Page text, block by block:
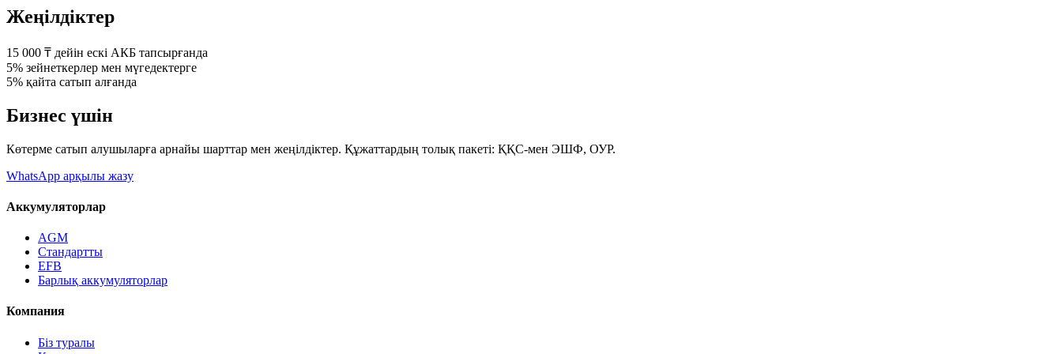
Жеңілдіктер
15 000 ₸ дейін ескі АКБ тапсырғанда
5% зейнеткерлер мен мүгедектерге
5% қайта сатып алғанда
Бизнес үшін
Көтерме сатып алушыларға арнайы шарттар мен жеңілдіктер. Құжаттардың толық пакеті: ҚҚС-мен ЭШФ, ОУР.
WhatsApp арқылы жазу
Аккумуляторлар
AGM
Стандартты
EFB
Барлық аккумуляторлар
Компания
Біз туралы